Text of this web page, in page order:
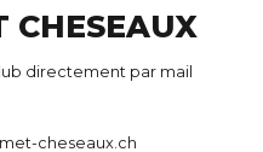
CHESEAUX
directement par mail
cheseaux.ch